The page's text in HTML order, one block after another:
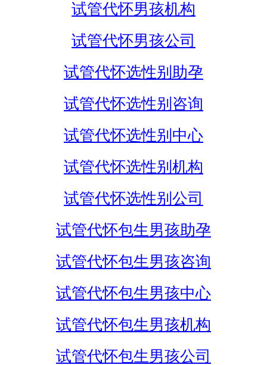
试管代怀男孩机构
试管代怀男孩公司
试管代怀选性别助孕
试管代怀选性别咨询
试管代怀选性别中心
试管代怀选性别机构
试管代怀选性别公司
试管代怀包生男孩助孕
试管代怀包生男孩咨询
试管代怀包生男孩中心
试管代怀包生男孩机构
试管代怀包生男孩公司